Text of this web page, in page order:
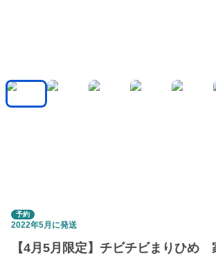
予約
2022年5月に発送
【4月5月限定】チビチビまりひめ